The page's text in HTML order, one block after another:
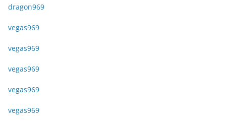
dragon969
vegas969
vegas969
vegas969
vegas969
vegas969